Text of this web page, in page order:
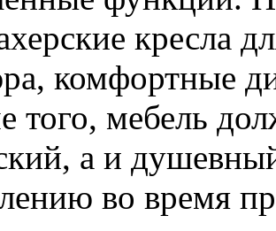
кресла
комфортные
того, мебель
а и
во время